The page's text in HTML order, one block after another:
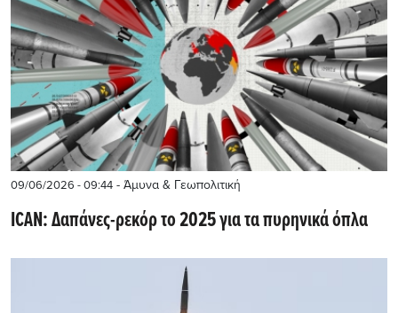
09/06/2026 - 09:44 - Άμυνα & Γεωπολιτική
ICAN: Δαπάνες-ρεκόρ το 2025 για τα πυρηνικά όπλα